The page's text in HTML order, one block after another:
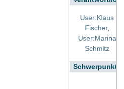
User:Klaus
Fischer,
User:Marina
Schmitz
Schwerpunkte